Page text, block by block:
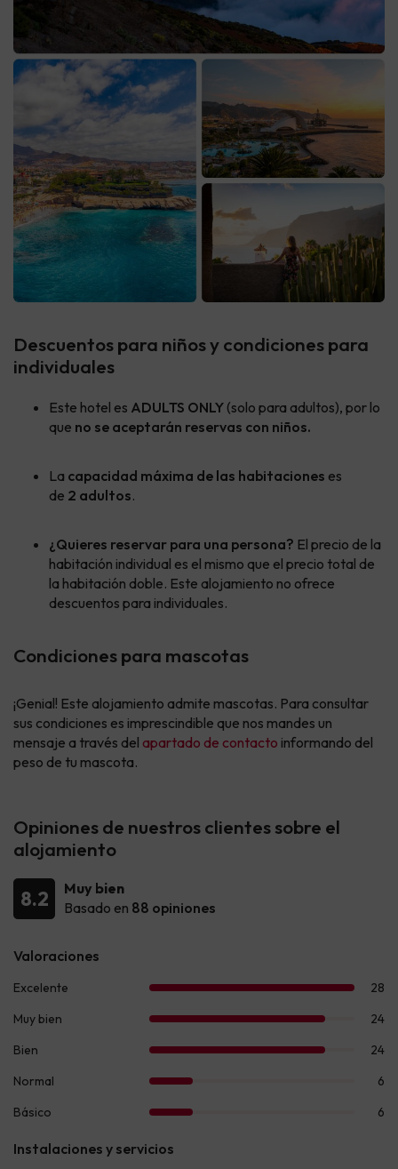
Descuentos para niños y condiciones para
individuales
Este hotel es ADULTS ONLY (solo para adultos), por lo
que no se aceptarán reservas con niños.
La capacidad máxima de las habitaciones es
de 2 adultos.
¿Quieres reservar para una persona? El precio de la
habitación individual es el mismo que el precio total de
la habitación doble. Este alojamiento no ofrece
descuentos para individuales.
Condiciones para mascotas
¡Genial! Este alojamiento admite mascotas. Para consultar
sus condiciones es imprescindible que nos mandes un
mensaje a través del apartado de contacto informando del
peso de tu mascota.
Opiniones de nuestros clientes sobre el
alojamiento
8.2
Muy bien
Basado en 88 opiniones